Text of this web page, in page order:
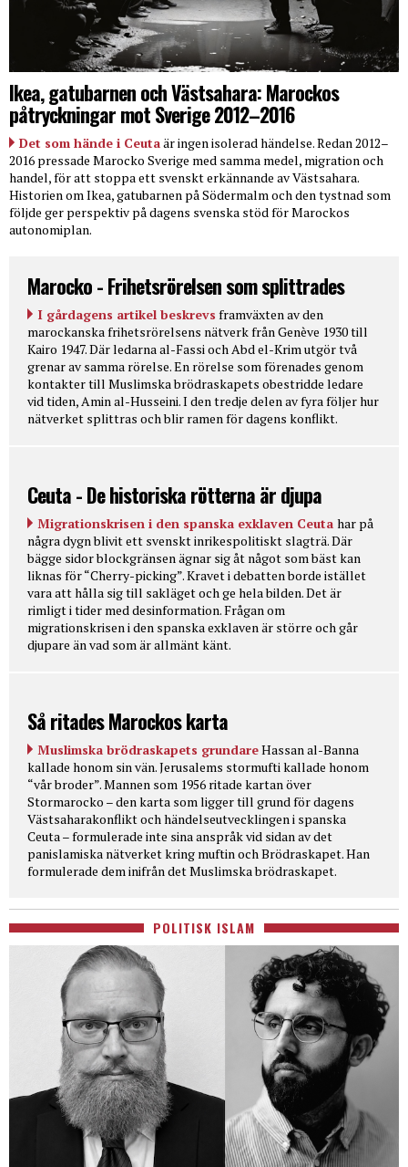
Ikea, gatubarnen och Västsahara: Marockos
påtryckningar mot Sverige 2012–2016
Det som hände i Ceutaär ingen isolerad händelse. Redan 2012–
2016 pressade Marocko Sverige med samma medel, migration och
handel, för att stoppa ett svenskt erkännande av Västsahara.
Historien om Ikea, gatubarnen på Södermalm och den tystnad som
följde ger perspektiv på dagens svenska stöd för Marockos
autonomiplan.
Marocko - Frihetsrörelsen som splittrades
I gårdagens artikel beskrevs framväxten av den
marockanska frihetsrörelsens nätverk från Genève 1930 till
Kairo 1947. Där ledarna al-Fassi och Abd el-Krim utgör två
grenar av samma rörelse. En rörelse som förenades genom
kontakter till Muslimska brödraskapets obestridde ledare
vid tiden, Amin al-Husseini. I den tredje delen av fyra följer hur
nätverket splittras och blir ramen för dagens konflikt.
Ceuta - De historiska rötterna är djupa
Migrationskrisen i den spanska exklaven Ceuta har på
några dygn blivit ett svenskt inrikespolitiskt slagträ. Där
bägge sidor blockgränsen ägnar sig åt något som bäst kan
liknas för “Cherry-picking”. Kravet i debatten borde istället
vara att hålla sig till sakläget och ge hela bilden. Det är
rimligt i tider med desinformation. Frågan om
migrationskrisen i den spanska exklaven är större och går
djupare än vad som är allmänt känt.
Så ritades Marockos karta
Muslimska brödraskapets grundareHassan al-Banna
kallade honom sin vän. Jerusalems stormufti kallade honom
“vår broder”. Mannen som 1956 ritade kartan över
Stormarocko – den karta som ligger till grund för dagens
Västsaharakonflikt och händelseutvecklingen i spanska
Ceuta – formulerade inte sina anspråk vid sidan av det
panislamiska nätverket kring muftin och Brödraskapet. Han
formulerade dem inifrån det Muslimska brödraskapet.
POLITISK ISLAM